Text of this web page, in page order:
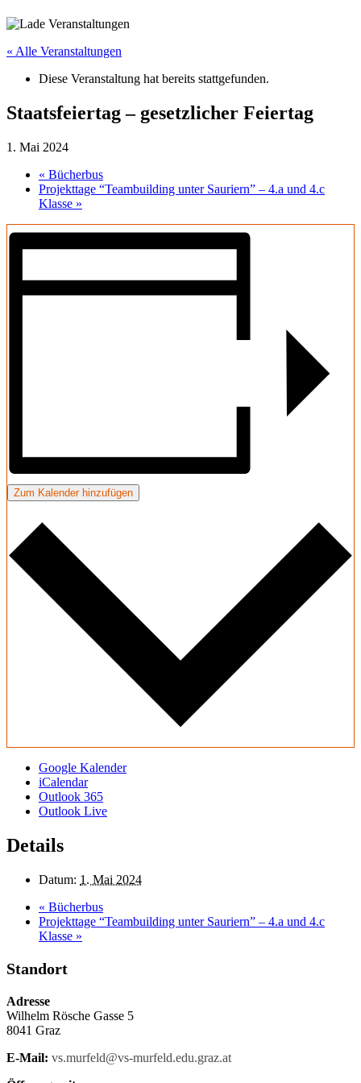
« Alle Veranstaltungen
Diese Veranstaltung hat bereits stattgefunden.
Staatsfeiertag – gesetzlicher Feiertag
1. Mai 2024
« Bücherbus
Projekttage “Teambuilding unter Sauriern” – 4.a und 4.c
Klasse »
Zum Kalender hinzufügen
Google Kalender
iCalendar
Outlook 365
Outlook Live
Details
Datum: 1. Mai 2024
« Bücherbus
Projekttage “Teambuilding unter Sauriern” – 4.a und 4.c
Klasse »
Standort
Adresse
Wilhelm Rösche Gasse 5
8041 Graz
E-Mail: vs.murfeld@vs-murfeld.edu.graz.at